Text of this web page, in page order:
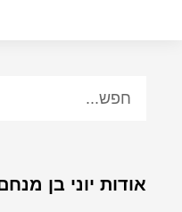
אודות יוני בן